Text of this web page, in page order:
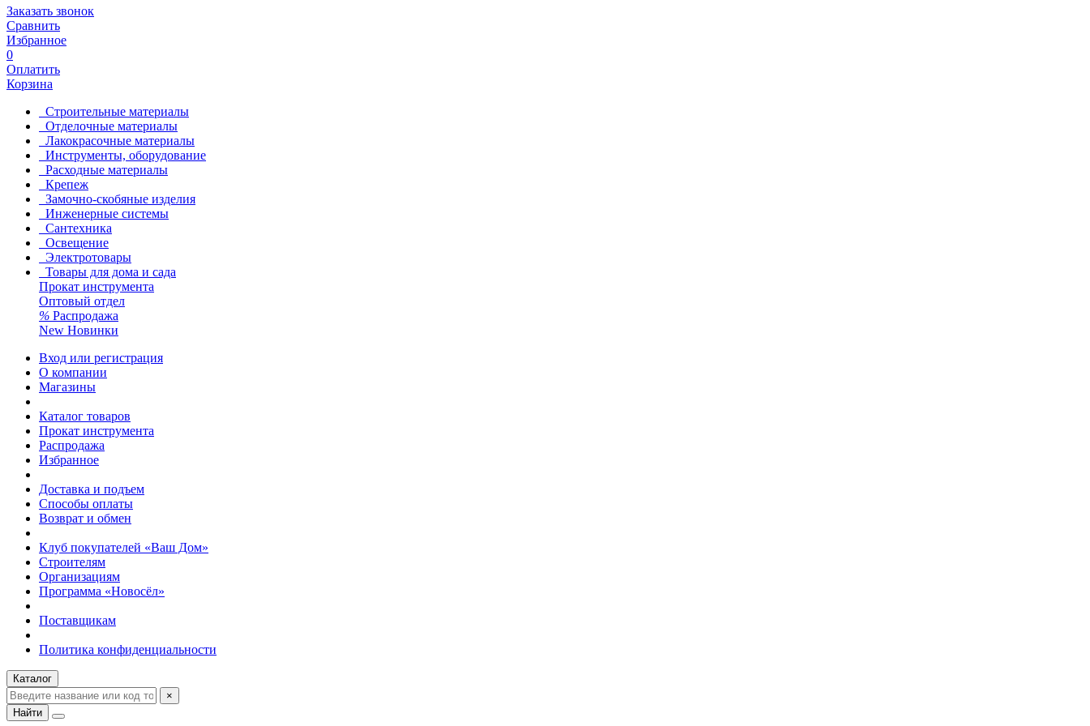
Заказать звонок
Сравнить
Избранное
0
Оплатить
Корзина
Строительные материалы
Отделочные материалы
Лакокрасочные материалы
Инструменты, оборудование
Расходные материалы
Крепеж
Замочно-скобяные изделия
Инженерные системы
Сантехника
Освещение
Электротовары
Товары для дома и сада
Прокат инструмента
Оптовый отдел
% Распродажа
New Новинки
Вход или регистрация
О компании
Магазины
Каталог товаров
Прокат инструмента
Распродажа
Избранное
Доставка и подъем
Способы оплаты
Возврат и обмен
Клуб покупателей «Ваш Дом»
Строителям
Организациям
Программа «Новосёл»
Поставщикам
Политика конфиденциальности
Каталог
×
Найти